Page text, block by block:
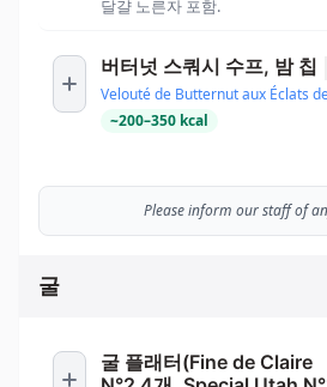
달걀 노른자 포함.
버터넛 스쿼시 수프, 밤 칩
Velouté de Butternut aux Éclats
~200–350 kcal
Please inform our staff of
굴
굴 플래터(Fine de Claire